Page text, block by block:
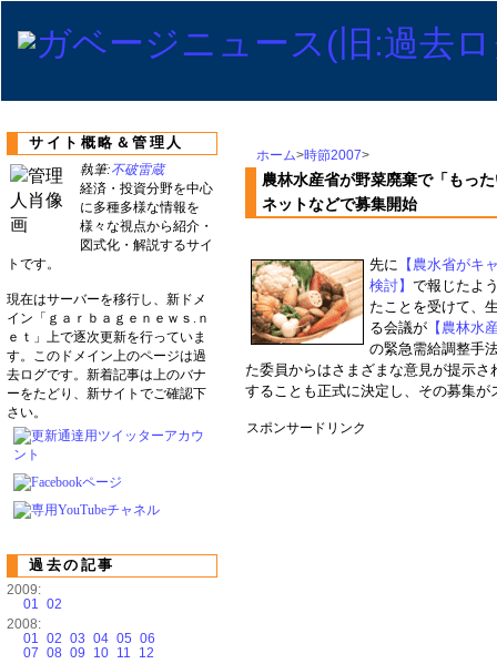
ホーム>時節2007>
農林水産省が野菜廃棄で「もっ
ネットなどで募集開始
先に 【農水省がキ
検討】 で報じたよ
たことを受けて、
る会議が 【農林水
の緊急需給調整手
た委員からはさまざまな意見が提示
することも正式に決定し、その募集が
スポンサードリンク
サイト概略＆管理人
執筆:不破雷蔵
経済・投資分野を中心
に多種多様な情報を
様々な視点から紹介・
図式化・解説するサイ
トです。
現在はサーバーを移行し、新ドメ
イン「ｇａｒｂａｇｅｎｅｗｓ.ｎ
ｅｔ」上で逐次更新を行っていま
す。このドメイン上のページは過
去ログです。新着記事は上のバナ
ーをたどり、新サイトでご確認下
さい。
過去の記事
2009:
01 02
2008:
01 02 03 04 05 06
07 08 09 10 11
12